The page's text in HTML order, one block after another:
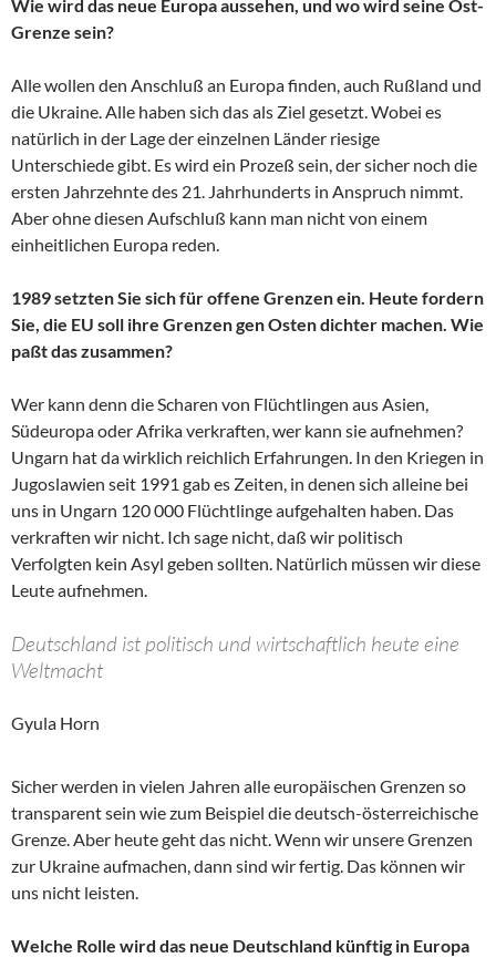
Wie wird das neue Europa aussehen, und wo wird seine Ost-
Grenze sein?
Alle wollen den Anschluß an Europa finden, auch Rußland und
die Ukraine. Alle haben sich das als Ziel gesetzt. Wobei es
natürlich in der Lage der einzelnen Länder riesige
Unterschiede gibt. Es wird ein Prozeß sein, der sicher noch die
ersten Jahrzehnte des 21. Jahrhunderts in Anspruch nimmt.
Aber ohne diesen Aufschluß kann man nicht von einem
einheitlichen Europa reden.
1989 setzten Sie sich für offene Grenzen ein. Heute fordern
Sie, die EU soll ihre Grenzen gen Osten dichter machen. Wie
paßt das zusammen?
Wer kann denn die Scharen von Flüchtlingen aus Asien,
Südeuropa oder Afrika verkraften, wer kann sie aufnehmen?
Ungarn hat da wirklich reichlich Erfahrungen. In den Kriegen in
Jugoslawien seit 1991 gab es Zeiten, in denen sich alleine bei
uns in Ungarn 120 000 Flüchtlinge aufgehalten haben. Das
verkraften wir nicht. Ich sage nicht, daß wir politisch
Verfolgten kein Asyl geben sollten. Natürlich müssen wir diese
Leute aufnehmen.
Deutschland ist politisch und wirtschaftlich heute eine
Weltmacht
Gyula Horn
Sicher werden in vielen Jahren alle europäischen Grenzen so
transparent sein wie zum Beispiel die deutsch-österreichische
Grenze. Aber heute geht das nicht. Wenn wir unsere Grenzen
zur Ukraine aufmachen, dann sind wir fertig. Das können wir
uns nicht leisten.
Welche Rolle wird das neue Deutschland künftig in Europa